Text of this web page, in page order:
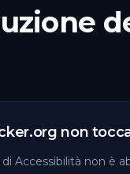
non
di Accessibilità non è